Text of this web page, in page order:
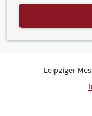
Leipziger